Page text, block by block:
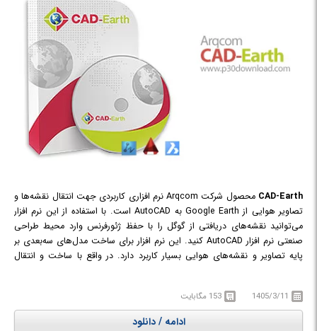
CAD-Earth
محصول شرکت Arqcom نرم افزاری کاربردی جهت انتقال نقشه‌ها و
تصاویر هوایی از Google Earth به AutoCAD است. با استفاده از این نرم افزار
می‌توانید نقشه‌های دریافتی از گوگل را با حفظ ژئورفرنس وارد محیط طراحی
صنعتی نرم افزار AutoCAD کنید. این نرم افزار برای ساخت مدل‌های سه‌بعدی بر
پایه تصاویر و نقشه‌های هوایی بسیار کاربرد دارد. در واقع با ساخت و انتقال
برچسب‌های مختلف مانع از انتقال قسمت‌های تکراری و هم‌پوشانی شده که در
نتیجه آن کیفیت طراحی‌های شما افزایش می‌یابد.
1405/3/11 153 مگابایت
ادامه / دانلود